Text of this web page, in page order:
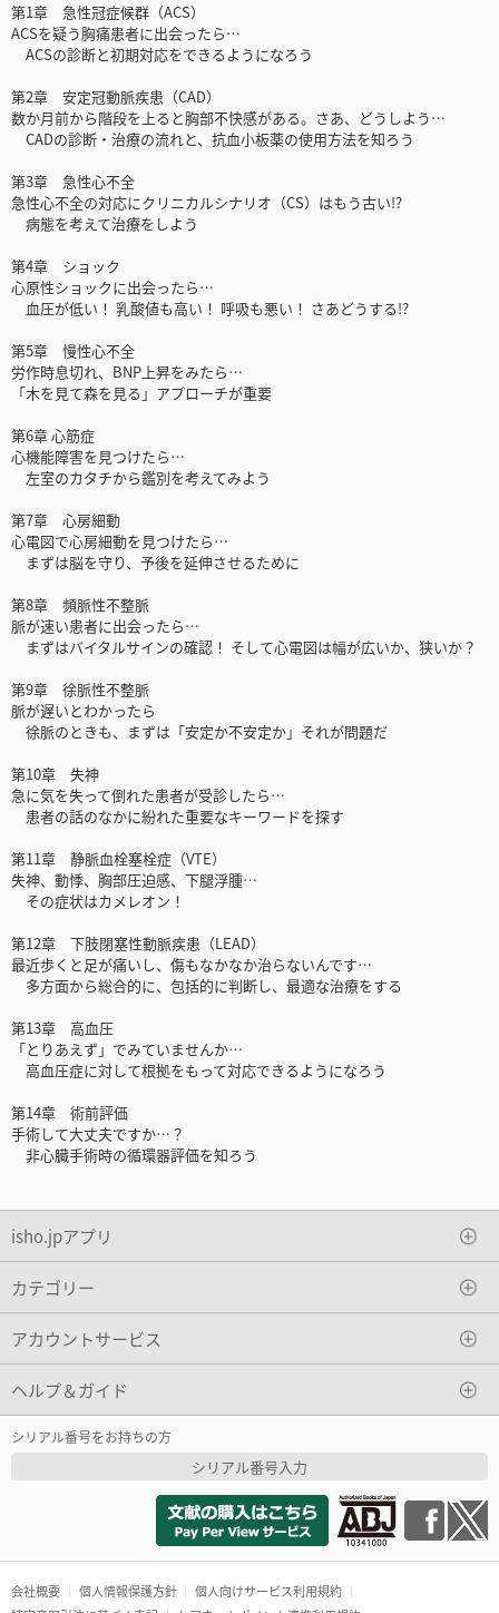
第1章 急性冠症候群（ACS）
ACSを疑う胸痛患者に出会ったら…
ACSの診断と初期対応をできるようになろう
第2章 安定冠動脈疾患（CAD）
数か月前から階段を上ると胸部不快感がある。さあ、どうしよう…
CADの診断・治療の流れと、抗血小板薬の使用方法を知ろう
第3章 急性心不全
急性心不全の対応にクリニカルシナリオ（CS）はもう古い!?
病態を考えて治療をしよう
第4章 ショック
心原性ショックに出会ったら…
血圧が低い！ 乳酸値も高い！ 呼吸も悪い！ さあどうする!?
第5章 慢性心不全
労作時息切れ、BNP上昇をみたら…
「木を見て森を見る」アプローチが重要
第6章 心筋症
心機能障害を見つけたら…
左室のカタチから鑑別を考えてみよう
第7章 心房細動
心電図で心房細動を見つけたら…
まずは脳を守り、予後を延伸させるために
第8章 頻脈性不整脈
脈が速い患者に出会ったら…
まずはバイタルサインの確認！ そして心電図は幅が広いか、狭いか？
第9章 徐脈性不整脈
脈が遅いとわかったら
徐脈のときも、まずは「安定か不安定か」それが問題だ
第10章 失神
急に気を失って倒れた患者が受診したら…
患者の話のなかに紛れた重要なキーワードを探す
第11章 静脈血栓塞栓症（VTE）
失神、動悸、胸部圧迫感、下腿浮腫…
その症状はカメレオン！
第12章 下肢閉塞性動脈疾患（LEAD）
最近歩くと足が痛いし、傷もなかなか治らないんです…
多方面から総合的に、包括的に判断し、最適な治療をする
第13章 高血圧
「とりあえず」でみていませんか…
高血圧症に対して根拠をもって対応できるようになろう
第14章 術前評価
手術して大丈夫ですか…？
非心臓手術時の循環器評価を知ろう
isho.jpアプリ
カテゴリー
アカウントサービス
ヘルプ＆ガイド
シリアル番号をお持ちの方
シリアル番号入力
会社概要 個人情報保護方針
個人向けサービス利用規約